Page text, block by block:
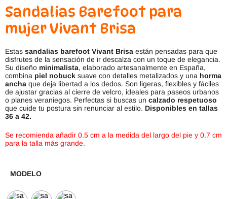
Sandalias Barefoot para
mujer Vivant Brisa
Estas sandalias barefoot Vivant Brisa están pensadas para que
disfrutes de la sensación de ir descalza con un toque de elegancia.
Su diseño minimalista, elaborado artesanalmente en España,
combina piel nobuck suave con detalles metalizados y una horma
ancha que deja libertad a los dedos. Son ligeras, flexibles y fáciles
de ajustar gracias al cierre de velcro, ideales para paseos urbanos
o planes veraniegos. Perfectas si buscas un calzado respetuoso
que cuide tu postura sin renunciar al estilo. Disponibles en tallas
36 a 42.
Se recomienda añadir 0.5 cm a la medida del largo del pie y 0.7 cm
para la talla más grande.
MODELO